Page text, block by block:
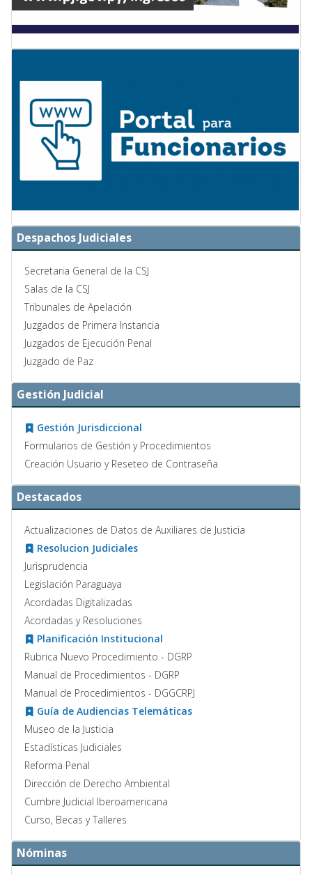
Despachos Judiciales
Secretaria General de la CSJ
Salas de la CSJ
Tribunales de Apelación
Juzgados de Primera Instancia
Juzgados de Ejecución Penal
Juzgado de Paz
Gestión Judicial
Gestión Jurisdiccional
Formularios de Gestión y Procedimientos
Creación Usuario y Reseteo de Contraseña
Destacados
Actualizaciones de Datos de Auxiliares de Justicia
Resolucion Judiciales
Jurisprudencia
Legislación Paraguaya
Acordadas Digitalizadas
Acordadas y Resoluciones
Planificación Institucional
Rubrica Nuevo Procedimiento - DGRP
Manual de Procedimientos - DGRP
Manual de Procedimientos - DGGCRPJ
Guía de Audiencias Telemáticas
Museo de la Justicia
Estadísticas Judiciales
Reforma Penal
Dirección de Derecho Ambiental
Cumbre Judicial Iberoamericana
Curso, Becas y Talleres
Nóminas